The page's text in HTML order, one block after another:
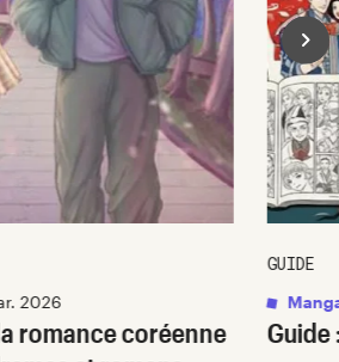
romance coréenne
2026
Guide
GUIDE